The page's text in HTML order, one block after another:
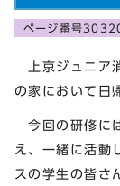
ページ番号
上京ジュニア
の家において日
今回の研修に
え、一緒に活動
スの学生の皆さ